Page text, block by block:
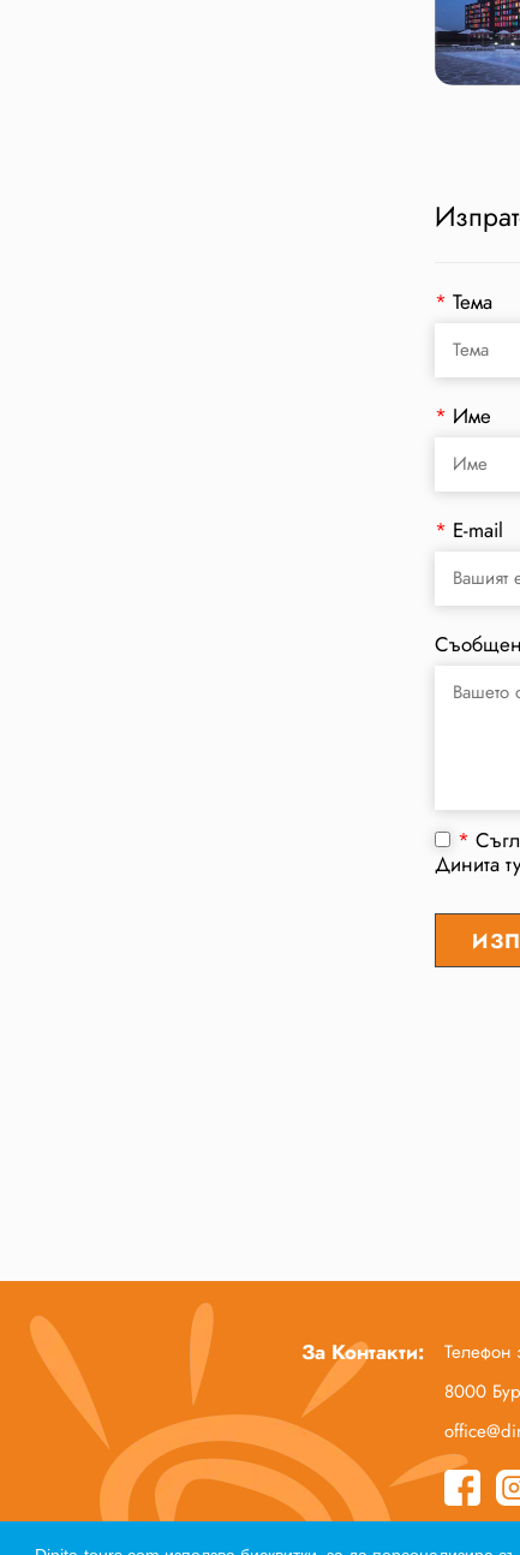
*Тема
* Име
* E-mail
*
Динита
За Контакти:
Телефон
8000
Начало За нас Полезна информация